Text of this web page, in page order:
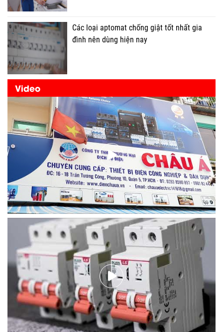
Các loại aptomat chống giật tốt nhất gia
đình nên dùng hiện nay
Video